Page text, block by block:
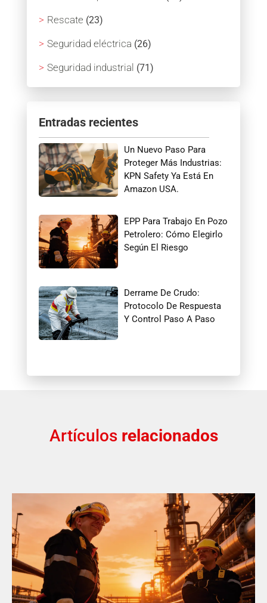
Rescate (23)
Seguridad eléctrica (26)
Seguridad industrial (71)
Entradas recientes
Un Nuevo Paso Para
Proteger Más Industrias:
KPN Safety Ya Está En
Amazon USA.
EPP Para Trabajo En Pozo
Petrolero: Cómo Elegirlo
Según El Riesgo
Derrame De Crudo:
Protocolo De Respuesta
Y Control Paso A Paso
Artículos relacionados